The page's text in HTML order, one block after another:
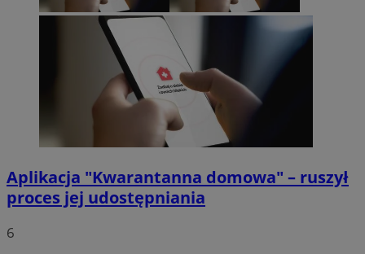
Aplikacja "Kwarantanna domowa" – ruszył
proces jej udostępniania
6